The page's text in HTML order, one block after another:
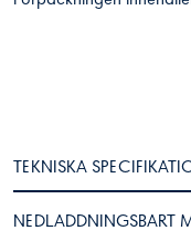
TEKNISKA
NEDLADDNINGSBART